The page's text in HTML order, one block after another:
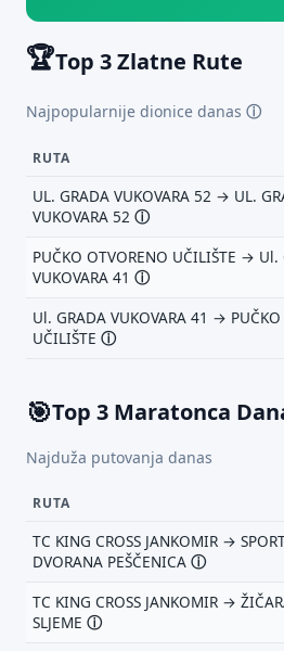
🏆Top 3 Zlatne Rute
Najpopularnije dionice danas ⓘ
RUTA
UL. GRADA VUKOVARA 52 → UL.
VUKOVARA 52ⓘ
PUČKO OTVORENO UČILIŠTE → Ul.
VUKOVARA 41ⓘ
Ul. GRADA VUKOVARA 41 → PUČKO
UČILIŠTEⓘ
🎯Top 3 Maratonca
Najduža putovanja danas
RUTA
TC KING CROSS JANKOMIR →
DVORANA PEŠČENICAⓘ
TC KING CROSS JANKOMIR →
SLJEMEⓘ